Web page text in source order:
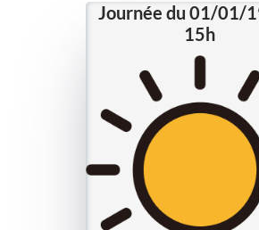
Journée du 01/01/
15h